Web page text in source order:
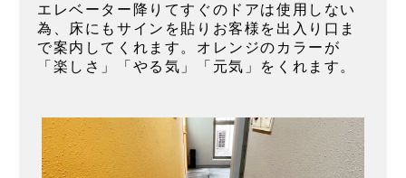
エレベーター降りてすぐのドアは使用しない
為、床にもサインを貼りお客様を出入り口ま
で案内してくれます。オレンジのカラーが
「楽しさ」「やる気」「元気」をくれます。